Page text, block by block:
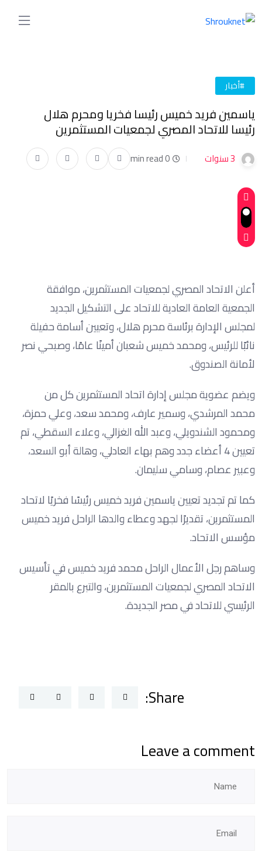
#أخبار
ياسمين فريد خميس رئيسا فخريا ومحرم هلال
رئيسا للاتحاد المصري لجمعيات المستثمرين
3 سنوات 0 min read
أعلن الاتحاد المصري لجمعيات المستثمرين، موافقة
الجمعية العامة العادية للاتحاد على التشكيل الجديد
لمجلس الإدارة برئاسة محرم هلال، وتعيين أسامة حفيلة
نائبًا للرئيس، ومحمد خميس شعبان أمينًا عامًا، وصبحي نصر
لأمانة الصندوق.
ويضم عضوية مجلس إدارة اتحاد المستثمرين كل من
محمد المرشدي، وسمير عارف، ومحمد سعد، وعلي حمزة،
ومحمود الشندويلي، وعبد الله الغزالي، وعلاء السقطي، تم
تعيين 4 أعضاء جدد وهم بهاء العادلي، وهالة أبو السعد،
وعبير عصام، وسامي سليمان.
كما تم تجديد تعيين ياسمين فريد خميس رئيسًا فخريًا لاتحاد
المستثمرين، تقديرًا لجهد وعطاء والدها الراحل فريد خميس
مؤسس الاتحاد.
وساهم رجل الأعمال الراحل محمد فريد خميس في تأسيس
الاتحاد المصري لجمعيات المستثمرين، والتبرع بالمقر
الرئيسي للاتحاد في مصر الجديدة.
Share:
Leave a comment